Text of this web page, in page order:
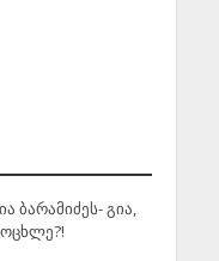
ბარამიძეს- გია,